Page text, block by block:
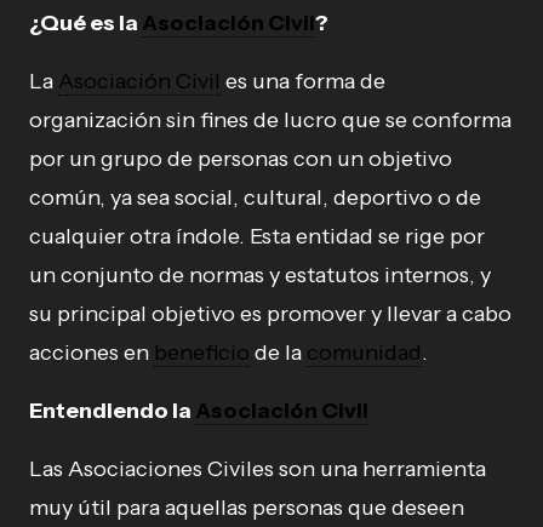
¿Qué es la Asociación Civil?
La Asociación Civil es una forma de
organización sin fines de lucro que se conforma
por un grupo de personas con un objetivo
común, ya sea social, cultural, deportivo o de
cualquier otra índole. Esta entidad se rige por
un conjunto de normas y estatutos internos, y
su principal objetivo es promover y llevar a cabo
acciones en beneficio de la comunidad.
Entendiendo la Asociación Civil
Las Asociaciones Civiles son una herramienta
muy útil para aquellas personas que deseen